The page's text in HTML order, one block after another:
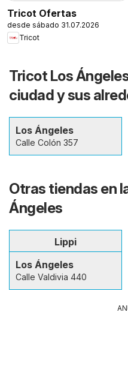
Tricot Ofertas
desde sábado 31.07.2026
Tricot
Tricot Los
ciudad y sus
Los Ángeles
Calle Colón 357
Otras tiendas en
Ángeles
Lippi
Los Ángeles
Calle Valdivia 440